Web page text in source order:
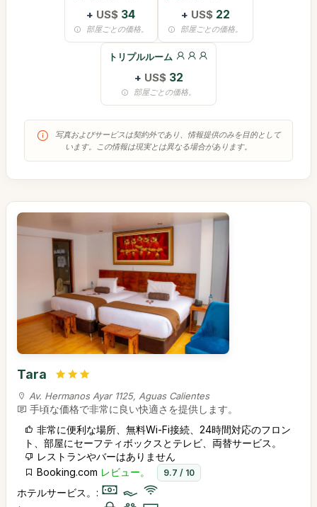
+ US$ 34
部屋ごとの価格。
+ US$ 22
部屋ごとの価格。
トリプルルーム
+ US$ 32
部屋ごとの価格。
写真およびサービスは契約外であり、情報提供のみを目的として
います。この情報は現実とは異なる場合があります。
Tara
Av. Hermanos Ayar 1125, Aguas Calientes
手頃な価格で非常に良い快適さを提供します。
非常に便利な場所、無料Wi-Fi接続、24時間対応のフロン
ト、部屋にセーフティボックスとテレビ、両替サービス。
レストランやバーはありません
Booking.com レビュー。 9.7 / 10
ホテルサービス。: